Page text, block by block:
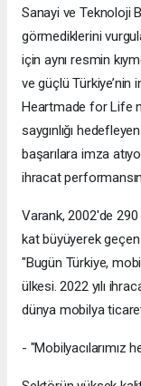
Sanayi ve Teknoloji
görmediklerini
için aynı resmin
ve güçlü Türkiye’nin
Heartmade for Life
saygınlığı
başarılara imza
ihracat
Varank, 2002'de
kat büyüyerek geçen
"Bugün Türkiye,
ülkesi. 2022 yılı
dünya mobilya
- "Mobilyacılarımız